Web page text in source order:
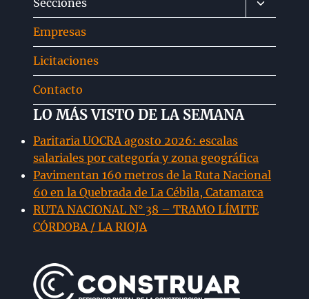
hijo
Secciones
menú
Empresas
Licitaciones
Contacto
LO MÁS VISTO DE LA SEMANA
Paritaria UOCRA agosto 2026: escalas
salariales por categoría y zona geográfica
Pavimentan 160 metros de la Ruta Nacional
60 en la Quebrada de La Cébila, Catamarca
RUTA NACIONAL N° 38 – TRAMO LÍMITE
CÓRDOBA / LA RIOJA